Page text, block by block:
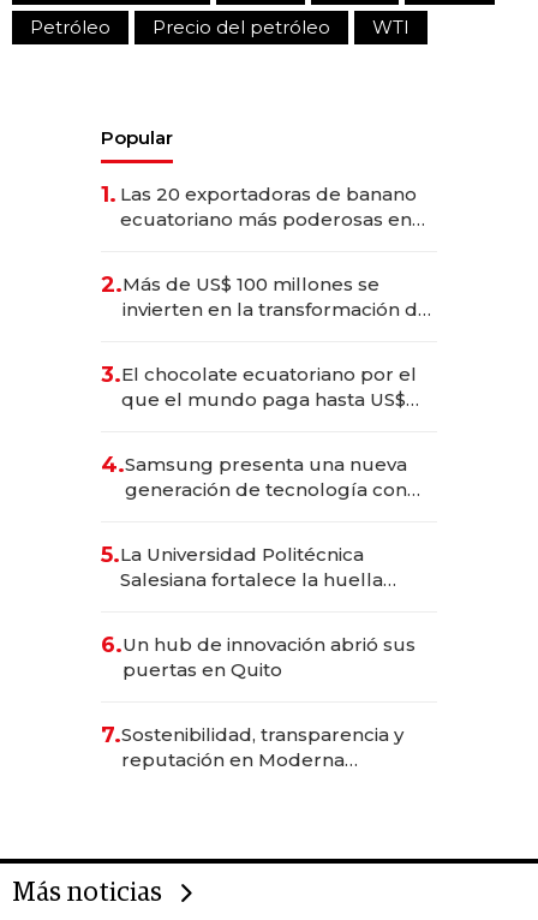
Petróleo
Precio del petróleo WTI
Popular
1. Las 20 exportadoras de banano
ecuatoriano más poderosas en
2.Más de US$ 100 millones se
invierten en la transformación de
3.El chocolate ecuatoriano por el
que el mundo paga hasta US$
4.Samsung presenta una nueva
generación de tecnología con
5.La Universidad Politécnica
Salesiana fortalece la huella
6.Un hub de innovación abrió sus
puertas en Quito
7.Sostenibilidad, transparencia y
reputación en Moderna
Más noticias